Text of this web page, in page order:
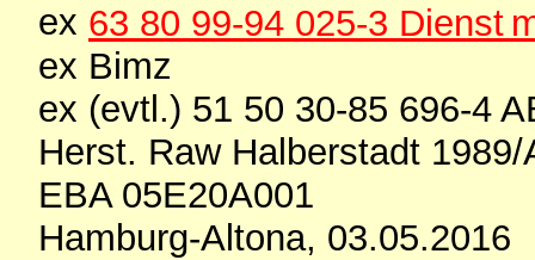
ex 63 80 99-94 025-3 Dienst
ex Bimz
ex (evtl.) 51 50 30-85 696-4
Herst. Raw Halberstadt 1989/
EBA 05E20A001
Hamburg-Altona, 03.05.2016